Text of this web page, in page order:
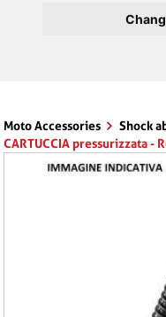
Moto Accessories Shock
CARTUCCIA pressurizzata
idraulico estensione